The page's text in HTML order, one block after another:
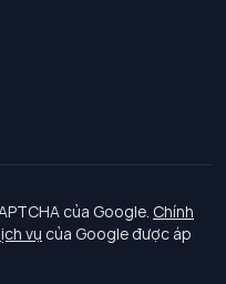
của Google. Chính
vụ của Google được áp